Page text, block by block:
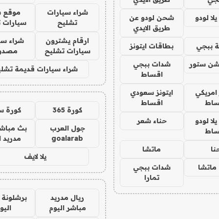
لودو
شحن لودو عن
طريق الايدي
ببجي بطاقات ايتونز
ستور
شدات ببجي
اقساط
امريكي
ايتونز سعودي
اقساط
لودو
حناء شعر
ماتشا
شدات ببجي
تمارا
شراء سيارات
تشليح
موقع
سيارات
ارقام يشترون
سيارات تشليح
شراء
شراء سيارات قديمة
كورة 365 كورة
جول العرب
goalarab
بث
مدريد
يلا لايف
ريال مدريد
مباشر اليوم